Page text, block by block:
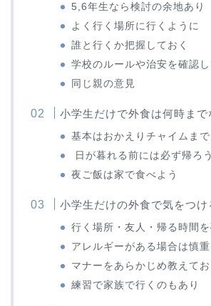
5,6年生なら検討の余地あり
よく行く場所に行くように
誰と行くか把握しておく
学校のルールや治安を確認し
同じ親の意見
小学生だけで外食は何時まで
基本はおかえりチャイムまで
日が暮れる前には必ず帰ろう
夜ご飯は家で食べよう
小学生だけの外食で気をつけ
行く場所・友人・帰る時間
アレルギーがある場合は慎
マナーをあらかじめ教えてお
練習で家族で行くのもあり